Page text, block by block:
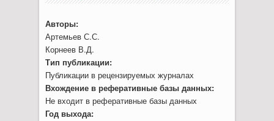
Авторы:
Артемьев С.С.
Корнеев В.Д.
Тип публикации:
Публикации в рецензируемых журналах
Вхождение в реферативные базы данных:
Не входит в реферативные базы данных
Год выхода: